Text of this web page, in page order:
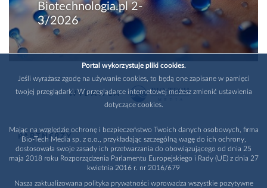
Biotechnologia.pl 2-
3/2026
WYDAWCA
PARTNERZY
Portal wykorzystuje pliki cookies.
Jeśli wyrażasz zgodę na używanie cookies, to będą one zapisane w pamięci
twojej przeglądarki. W przeglądarce internetowej możesz zmienić ustawienia
dotyczące cookies.
Mając na względzie ochronę i bezpieczeństwo Twoich danych osobowych, firma
Bio-Tech Media sp. z o.o., przykładając szczególną wagę do ich ochrony,
dostosowała swoje zasady ich przetwarzania do obowiązującego od dnia 25
maja 2018 roku Rozporządzenia Parlamentu Europejskiego i Rady (UE) z dnia 27
kwietnia 2016 r. nr 2016/679
Nasza zaktualizowana polityka prywatności wprowadza wszystkie pozytywne